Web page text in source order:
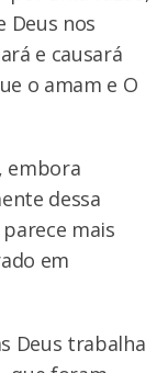
Deus nos
e causará
o amam e O
embora
dessa
mais
em
Deus trabalha